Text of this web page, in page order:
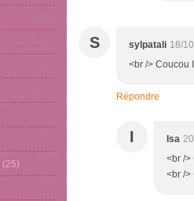
(25)
S sylpatali 18/
<br /> Coucou
Répondre
I Isa
<br />
<br />